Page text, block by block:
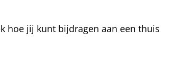
hoe jij kunt bijdragen aan een thuis